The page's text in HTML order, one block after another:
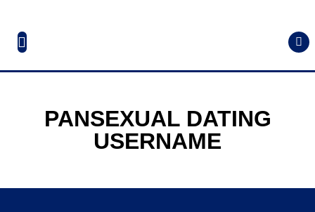
PANSEXUAL DATING
USERNAME